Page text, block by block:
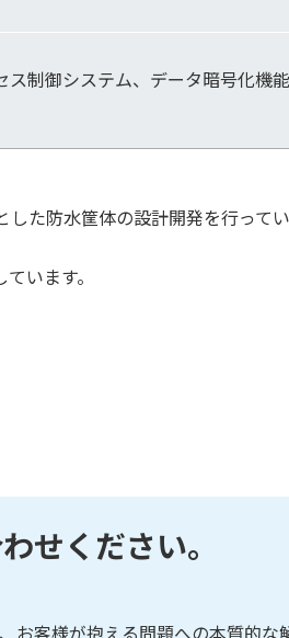
ス制御システム、データ暗号化機能
た防水筐体の設計開発を行って
います。
せください。
お客様が抱える問題への本質的な